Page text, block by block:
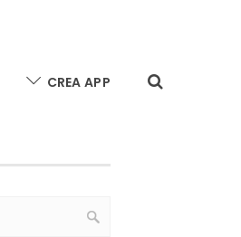
CREA APP